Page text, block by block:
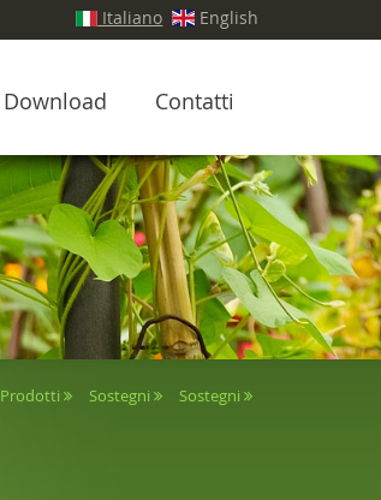
Italiano English
Download Contatti
Prodotti Sostegni Sostegni